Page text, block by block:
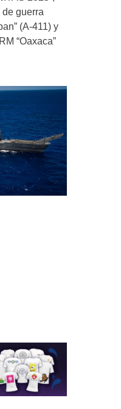
guerra
(A-411) y
“Oaxaca”